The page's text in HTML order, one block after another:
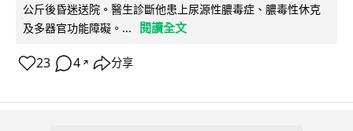
公斤後昏迷送院。醫生診斷他患上尿源性膿毒症、膿毒性休克
及多器官功能障礙。...
閱讀全文
23 4 ↗ 分享